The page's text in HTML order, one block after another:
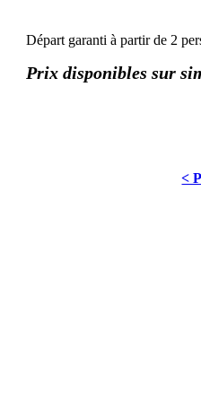
Départ garanti à partir de 2
Prix disponibles sur
<